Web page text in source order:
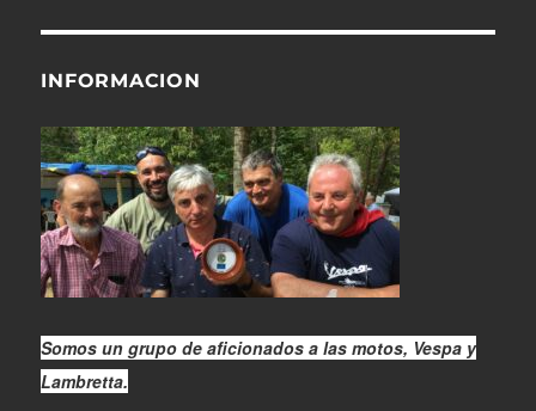
INFORMACION
Somos un grupo de aficionados a las motos, Vespa y
Lambretta.